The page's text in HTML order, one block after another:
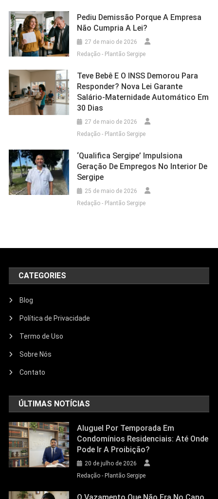
Pediu Demissão Porque A Empresa
Não Cumpria A Lei?
27 de maio de 2026
Redação - Plantão Sergipe
Teve Bebê E O INSS Demorou Para
Responder? Nova Lei Garante
Salário-Maternidade Automático Em
30 Dias
27 de maio de 2026
Redação - Plantão Sergipe
‘Qualifica Sergipe’ Impulsiona
Geração De Empregos No Interior De
Sergipe
25 de maio de 2026
Redação - Plantão Sergipe
CATEGORIES
Blog
Política de Privacidade
Termo de Uso
Sobre Nós
Contato
ÚLTIMAS NOTÍCIAS
Aluguel Por Temporada Em
Condomínios Residenciais: Até Onde
Pode Ir A Proibição?
20 de julho de 2026
Redação - Plantão Sergipe